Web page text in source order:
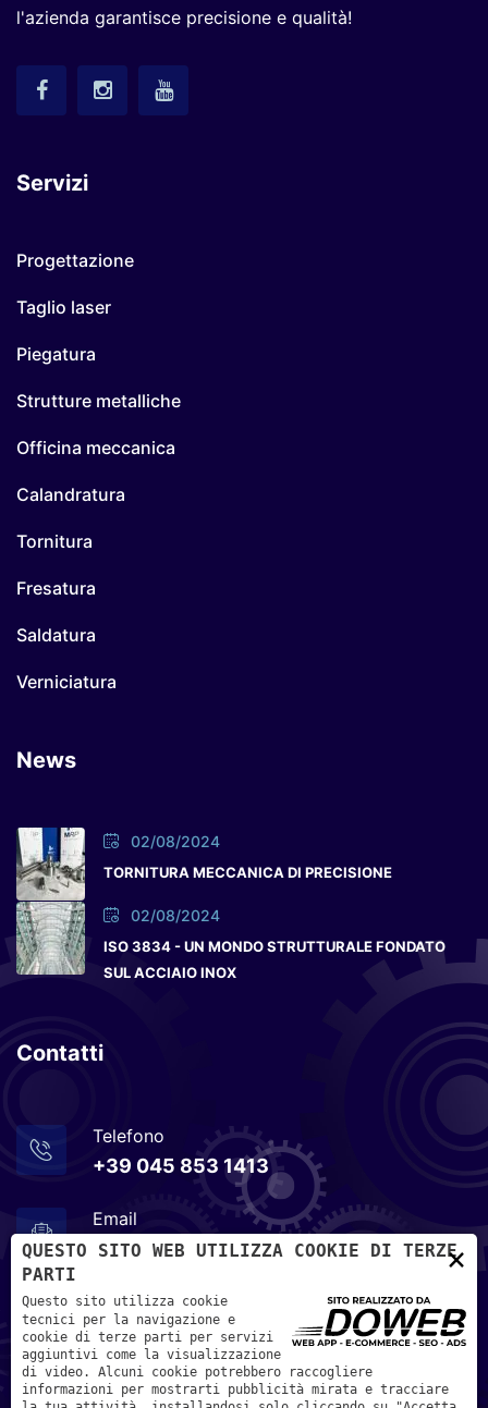
l'azienda garantisce precisione e qualità!
Servizi
Progettazione
Taglio laser
Piegatura
Strutture metalliche
Officina meccanica
Calandratura
Tornitura
Fresatura
Saldatura
Verniciatura
News
02/08/2024
TORNITURA MECCANICA DI PRECISIONE
02/08/2024
ISO 3834 - UN MONDO STRUTTURALE FONDATO
SUL ACCIAIO INOX
Contatti
Telefono
+39 045 853 1413
Email
info@metalrapid.it
Indirizzo
Via Olmo, n. 26 - 37030 - Terrossa di Roncà, Verona
×
QUESTO SITO WEB UTILIZZA COOKIE DI TERZE
PARTI
Questo sito utilizza cookie
tecnici per la navigazione e
cookie di terze parti per servizi
aggiuntivi come la visualizzazione
di video. Alcuni cookie potrebbero raccogliere
informazioni per mostrarti pubblicità mirata e tracciare